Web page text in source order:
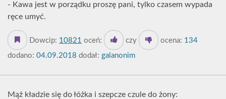
- Kawa jest w porządku proszę pani, tylko czasem wypada
ręce umyć.
Dowcip: 10821 oceń: czy ocena: 134
dodano: 04.09.2018 dodał: galanonim
Mąż kładzie się do łóżka i szepcze czule do żony: